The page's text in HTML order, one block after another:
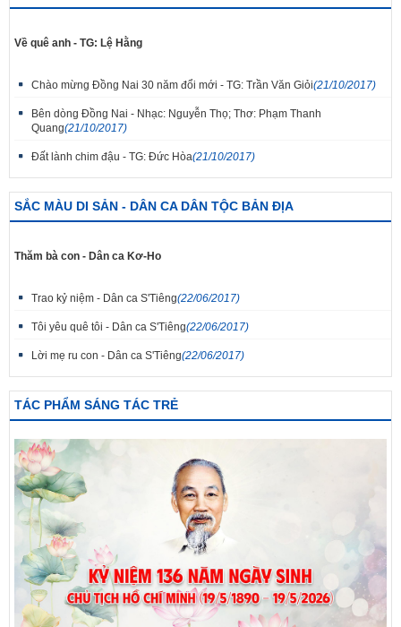
Về quê anh - TG: Lệ Hằng
Chào mừng Đồng Nai 30 năm đổi mới - TG: Trần Văn Giỏi(21/10/2017)
Bên dòng Đồng Nai - Nhạc: Nguyễn Thọ; Thơ: Phạm Thanh
Quang(21/10/2017)
Đất lành chim đậu - TG: Đức Hòa(21/10/2017)
SẮC MÀU DI SẢN - DÂN CA DÂN TỘC BẢN ĐỊA
Thăm bà con - Dân ca Kơ-Ho
Trao kỷ niệm - Dân ca S'Tiêng(22/06/2017)
Tôi yêu quê tôi - Dân ca S'Tiêng(22/06/2017)
Lời mẹ ru con - Dân ca S'Tiêng(22/06/2017)
TÁC PHẨM SÁNG TÁC TRẺ